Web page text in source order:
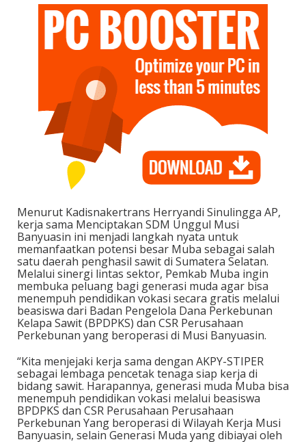
Menurut Kadisnakertrans Herryandi Sinulingga AP,
kerja sama Menciptakan SDM Unggul Musi
Banyuasin ini menjadi langkah nyata untuk
memanfaatkan potensi besar Muba sebagai salah
satu daerah penghasil sawit di Sumatera Selatan.
Melalui sinergi lintas sektor, Pemkab Muba ingin
membuka peluang bagi generasi muda agar bisa
menempuh pendidikan vokasi secara gratis melalui
beasiswa dari Badan Pengelola Dana Perkebunan
Kelapa Sawit (BPDPKS) dan CSR Perusahaan
Perkebunan yang beroperasi di Musi Banyuasin.
“Kita menjejaki kerja sama dengan AKPY-STIPER
sebagai lembaga pencetak tenaga siap kerja di
bidang sawit. Harapannya, generasi muda Muba bisa
menempuh pendidikan vokasi melalui beasiswa
BPDPKS dan CSR Perusahaan Perusahaan
Perkebunan Yang beroperasi di Wilayah Kerja Musi
Banyuasin, selain Generasi Muda yang dibiayai oleh